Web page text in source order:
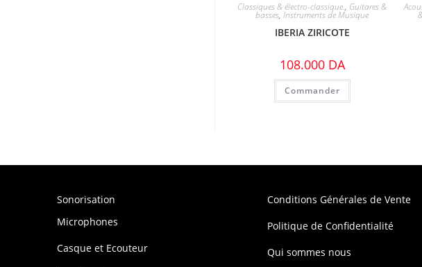
Classiques & électro-classique., Guitares &
basses,Instruments de Musique
IBERIA ZIRICOTE
108.000DA
Commander
Sonorisation
Microphones
Casque et Ecouteur
Conditions Générales de Vente
Politique de Confidentialité
Qui sommes nous